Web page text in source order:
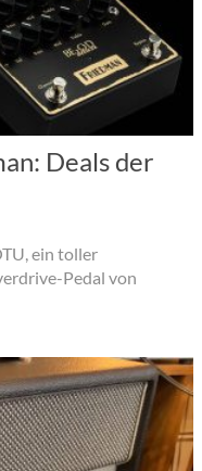
Deals der
ein toller
Pedal von